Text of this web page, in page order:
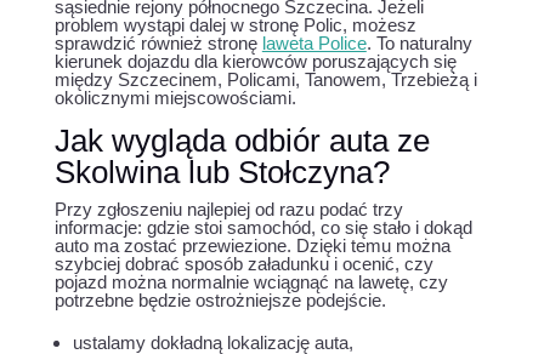
sąsiednie rejony północnego Szczecina. Jeżeli
problem wystąpi dalej w stronę Polic, możesz
sprawdzić również stronę laweta Police. To naturalny
kierunek dojazdu dla kierowców poruszających się
między Szczecinem, Policami, Tanowem, Trzebieżą i
okolicznymi miejscowościami.
Jak wygląda odbiór auta ze
Skolwina lub Stołczyna?
Przy zgłoszeniu najlepiej od razu podać trzy
informacje: gdzie stoi samochód, co się stało i dokąd
auto ma zostać przewiezione. Dzięki temu można
szybciej dobrać sposób załadunku i ocenić, czy
pojazd można normalnie wciągnąć na lawetę, czy
potrzebne będzie ostrożniejsze podejście.
ustalamy dokładną lokalizację auta,